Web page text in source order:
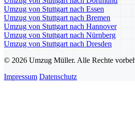
Umzug von Stuttgart nach Essen
Umzug von Stuttgart nach Bremen
Umzug von Stuttgart nach Hannover
Umzug von Stuttgart nach Nürnberg
Umzug von Stuttgart nach Dresden
© 2026 Umzug Müller. Alle Rechte
Impressum Datenschutz